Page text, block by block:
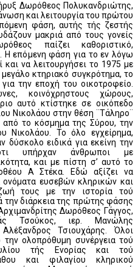
Δωρόθεος Πολυκανδριώτης,
και λειτουργία του πρώτου
φάση, αυτής τής ζεστής
μακριά από τους γονείς
παίζει καθοριστικό,
Η επόμενη φάση για το εν λόγω
και να λειτουργήσει το 1975 με
κτηριακό συγκρότημα, το
την εποχή του οικοτροφείο.
κοινόχρηστους χώρους,
αυτό κτίστηκε σε οικόπεδο
Νικολάου στην θέση ¨Τάληρο¨
το κόσμημα της Σύρου, την
Νικολάου. Το όλο εγχείρημα,
δύσκολο ειδικά για εκείνη την
υπήρχαν άνθρωποι με
και με πίστη σ’ αυτό το
Α Στέκα. Εδώ αξίζει να
ονόματα ευσεβών κληρικών και
τους με την ιστορία τού
την διάρκεια της πρώτης φάσης
Δωρόθεος Γάγγος,
Τσούκος, ιερ. Μανώλης
Αλέξανδρος Τσιουχάρης. Όλοι
ολοπρόθυμη συνέργεια τού
τής Ενορίας και τού
και φιλαγίου κληρικού